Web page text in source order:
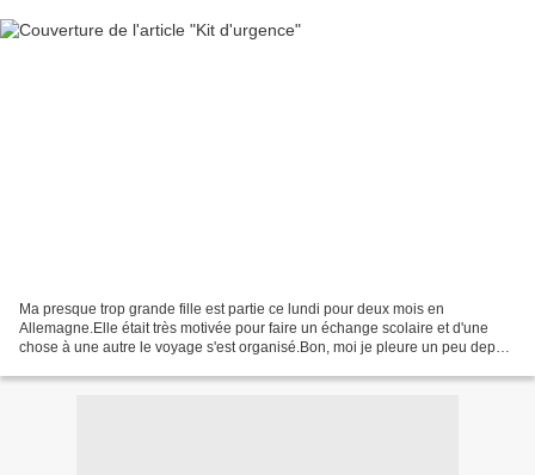
Ma presque trop grande fille est partie ce lundi pour deux mois en
Allemagne.Elle était très motivée pour faire un échange scolaire et d'une
chose à une autre le voyage s'est organisé.Bon, moi je pleure un peu depuis